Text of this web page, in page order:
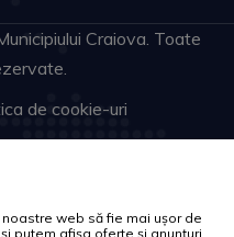
Craiova. Toate
de cookie-uri
web să fie mai ușor de
putem afișa oferte și anunțuri